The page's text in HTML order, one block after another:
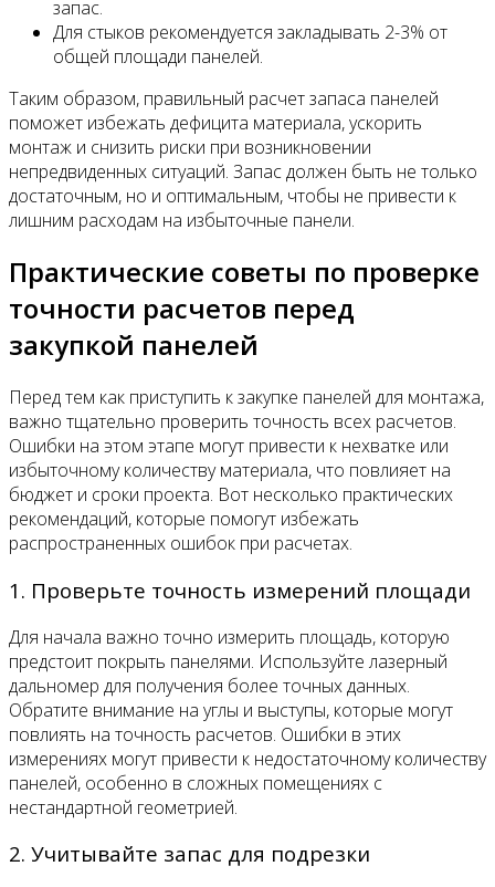
запас.
Для стыков рекомендуется закладывать 2-3% от
общей площади панелей.
Таким образом, правильный расчет запаса панелей
поможет избежать дефицита материала, ускорить
монтаж и снизить риски при возникновении
непредвиденных ситуаций. Запас должен быть не только
достаточным, но и оптимальным, чтобы не привести к
лишним расходам на избыточные панели.
Практические советы по проверке
точности расчетов перед
закупкой панелей
Перед тем как приступить к закупке панелей для монтажа,
важно тщательно проверить точность всех расчетов.
Ошибки на этом этапе могут привести к нехватке или
избыточному количеству материала, что повлияет на
бюджет и сроки проекта. Вот несколько практических
рекомендаций, которые помогут избежать
распространенных ошибок при расчетах.
1. Проверьте точность измерений площади
Для начала важно точно измерить площадь, которую
предстоит покрыть панелями. Используйте лазерный
дальномер для получения более точных данных.
Обратите внимание на углы и выступы, которые могут
повлиять на точность расчетов. Ошибки в этих
измерениях могут привести к недостаточному количеству
панелей, особенно в сложных помещениях с
нестандартной геометрией.
2. Учитывайте запас для подрезки